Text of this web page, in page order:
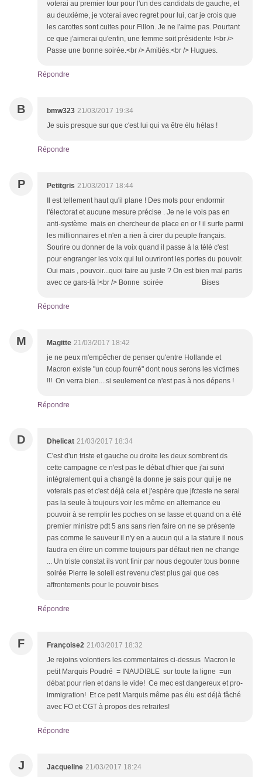
voterai au premier tour pour l'un des candidats de gauche, et
au deuxième, je voterai avec regret pour lui, car je crois que
les carottes sont cuites pour Fillon. Je ne l'aime pas. Pourtant
ce que j'aimerai qu'enfin, une femme soit présidente !<br />
Passe une bonne soirée.<br /> Amitiés.<br /> Hugues.
Répondre
B bmw323 21/03/2017 19:34
Je suis presque sur que c'est lui qui va être élu hélas !
Répondre
P Petitgris 21/03/2017 18:44
Il est tellement haut qu'il plane ! Des mots pour endormir
l'électorat et aucune mesure précise . Je ne le vois pas en
anti-système mais en chercheur de place en or ! il surfe parmi
les millionnaires et n'en a rien à cirer du peuple français.
Sourire ou donner de la voix quand il passe à la télé c'est
pour engranger les voix qui lui ouvriront les portes du pouvoir.
Oui mais , pouvoir...quoi faire au juste ? On est bien mal partis
avec ce gars-là !<br /> Bonne soirée Bises
Répondre
M Magitte 21/03/2017 18:42
je ne peux m'empêcher de penser qu'entre Hollande et
Macron existe "un coup fourré" dont nous serons les victimes
!!! On verra bien....si seulement ce n'est pas à nos dépens !
Répondre
D Dhelicat 21/03/2017 18:34
C'est d'un triste et gauche ou droite les deux sombrent ds
cette campagne ce n'est pas le débat d'hier que j'ai suivi
intégralement qui a changé la donne je sais pour qui je ne
voterais pas et c'est déjà cela et j'espère que jfcteste ne serai
pas la seule à toujours voir les même en alternance eu
pouvoir à se remplir les poches on se lasse et quand on a été
premier ministre pdt 5 ans sans rien faire on ne se présente
pas comme le sauveur il n'y en a aucun qui a la stature il nous
faudra en élire un comme toujours par défaut rien ne change
... Un triste constat ils vont finir par nous degouter tous bonne
soirée Pierre le soleil est revenu c'est plus gai que ces
affrontements pour le pouvoir bises
Répondre
F Françoise2 21/03/2017 18:32
Je rejoins volontiers les commentaires ci-dessus Macron le
petit Marquis Poudré = INAUDIBLE sur toute la ligne =un
débat pour rien et dans le vide! Ce mec est dangereux et pro-
immigration! Et ce petit Marquis même pas élu est déjà fâché
avec FO et CGT à propos des retraites!
Répondre
J Jacqueline 21/03/2017 18:24